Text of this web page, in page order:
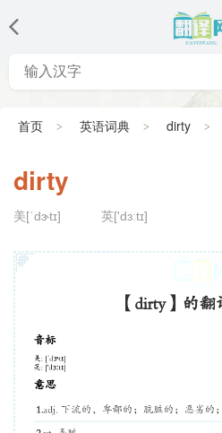
首页 英语词典 dirty
dirty
美[ˈdɝ​tɪ] 英['dɜːtɪ]